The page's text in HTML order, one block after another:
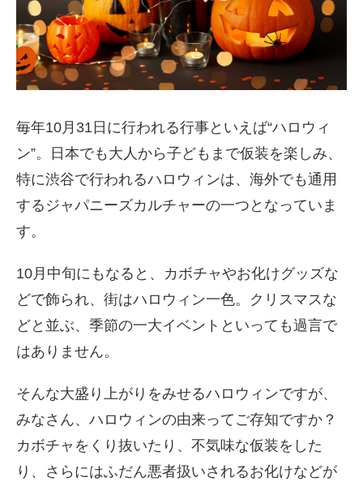
毎年10月31日に行われる行事といえば“ハロウィ
ン”。日本でも大人から子どもまで仮装を楽しみ、
特に渋谷で行われるハロウィンは、海外でも通用
するジャパニーズカルチャーの一つとなっていま
す。
10月中旬にもなると、カボチャやお化けグッズな
どで飾られ、街はハロウィン一色。クリスマスな
どと並ぶ、季節の一大イベントといっても過言で
はありません。
そんな大盛り上がりをみせるハロウィンですが、
みなさん、ハロウィンの由来ってご存知ですか？
カボチャをくり抜いたり、不気味な仮装をした
り、さらにはふだん悪者扱いされるお化けなどが